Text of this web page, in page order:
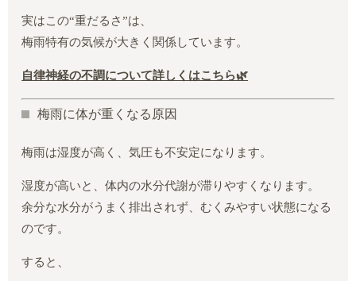
実はこの“重だるさ”は、
梅雨特有の気候が大きく関係しています。
自律神経の不調について詳しくはこちら🌿
梅雨に体が重くなる原因
梅雨は湿度が高く、気圧も不安定になります。
湿度が高いと、体内の水分代謝が滞りやすくなります。
余分な水分がうまく排出されず、むくみやすい状態になる
のです。
すると、